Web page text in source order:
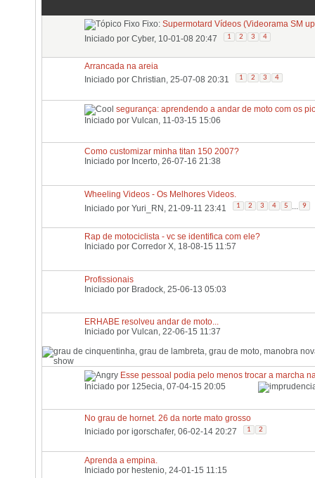
Fixo: Supermotard Vídeos (Videorama SM
Iniciado por Cyber, 10-01-08 20:47 1 2 3 4
Arrancada na areia
Iniciado por Christian, 25-07-08 20:31 1 2 3 4
segurança: aprendendo a andar de moto com os
Iniciado por Vulcan, 11-03-15 15:06
Como customizar minha titan 150 2007?
Iniciado por Incerto, 26-07-16 21:38
Wheeling Videos - Os Melhores Videos.
Iniciado por Yuri_RN, 21-09-11 23:41 1 2 3 4 5 ... 9
Rap de motociclista - vc se identifica com ele?
Iniciado por Corredor X, 18-08-15 11:57
Profissionais
Iniciado por Bradock, 25-06-13 05:03
ERHABE resolveu andar de moto...
Iniciado por Vulcan, 22-06-15 11:37
Esse pessoal podia pelo menos trocar a marcha
Iniciado por 125ecia, 07-04-15 20:05
No grau de hornet. 26 da norte mato grosso
Iniciado por igorschafer, 06-02-14 20:27 1 2
Aprenda a empina.
Iniciado por hestenio, 24-01-15 11:15